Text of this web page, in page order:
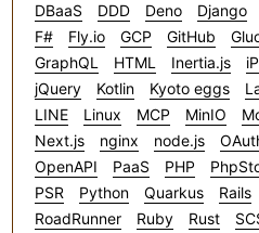
DBaaS
DDD Deno Django
F#
Fly.io GCP GitHub
GraphQL
HTML Inertia.js
jQuery
Kotlin Kyoto eggs
LINE
Linux MCP MinIO
Next.js
nginx node.js
OpenAPI
PaaS PHP
PSR
Python Quarkus Rails
RoadRunner
Ruby Rust